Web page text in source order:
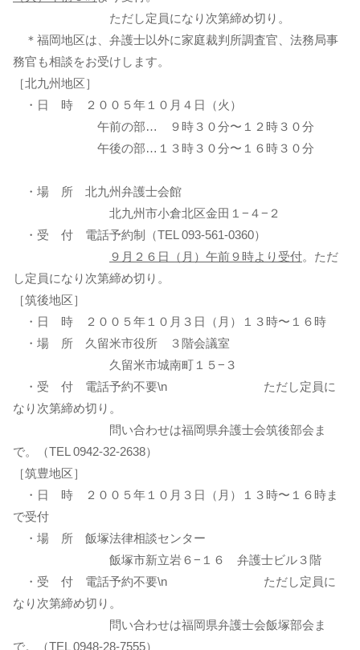
ただし定員になり次第締め切り。
＊福岡地区は、弁護士以外に家庭裁判所調査官、法務局事
務官も相談をお受けします。
［北九州地区］
・日 時 ２００５年１０月４日（火）
午前の部… ９時３０分〜１２時３０分
午後の部…１３時３０分〜１６時３０分
・場 所 北九州弁護士会館
北九州市小倉北区金田１−４−２
・受 付 電話予約制（TEL 093-561-0360）
９月２６日（月）午前９時より受付。ただ
し定員になり次第締め切り。
［筑後地区］
・日 時 ２００５年１０月３日（月）１３時〜１６時
・場 所 久留米市役所 ３階会議室
久留米市城南町１５−３
・受 付 電話予約不要\n ただし定員に
なり次第締め切り。
問い合わせは福岡県弁護士会筑後部会ま
で。（TEL 0942-32-2638）
［筑豊地区］
・日 時 ２００５年１０月３日（月）１３時〜１６時ま
で受付
・場 所 飯塚法律相談センター
飯塚市新立岩６−１６ 弁護士ビル３階
・受 付 電話予約不要\n ただし定員に
なり次第締め切り。
問い合わせは福岡県弁護士会飯塚部会ま
で。（TEL 0948-28-7555）